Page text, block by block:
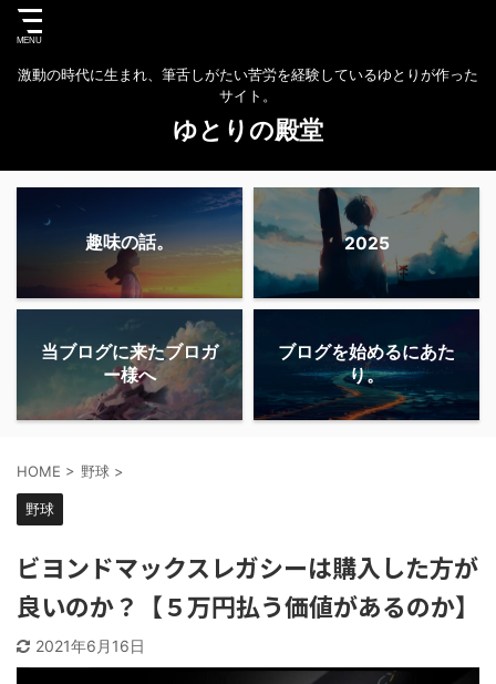
激動の時代に生まれ、筆舌しがたい苦労を経験しているゆとりが作った
サイト。
ゆとりの殿堂
趣味の話。 2025
当ブログに来たブロガ
ー様へ
ブログを始めるにあた
り。
HOME > 野球 >
野球
ビヨンドマックスレガシーは購入した方が
良いのか？【５万円払う価値があるのか】
2021年6月16日